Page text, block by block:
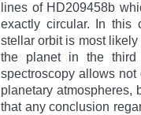
lines of HD209458b
exactly circular. In this
stellar orbit is most
the planet in the third
spectroscopy allows
planetary atmospheres,
that any conclusion